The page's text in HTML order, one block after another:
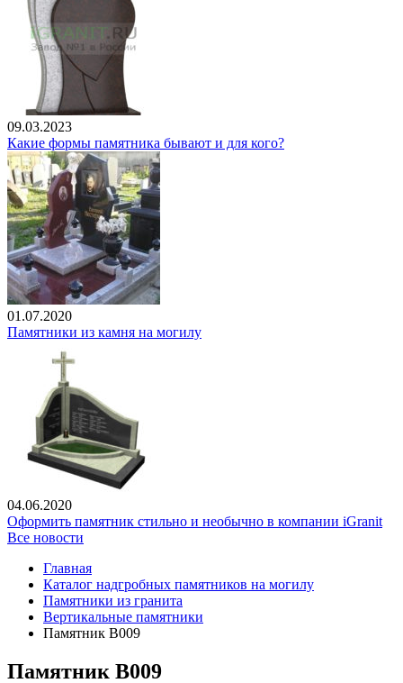
09.03.2023
Какие формы памятника бывают и для кого?
01.07.2020
Памятники из камня на могилу
04.06.2020
Оформить памятник стильно и необычно в компании iGranit
Все новости
Главная
Каталог надгробных памятников на могилу
Памятники из гранита
Вертикальные памятники
Памятник В009
Памятник В009